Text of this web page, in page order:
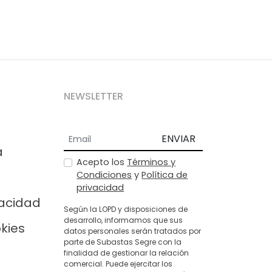
NEWSLETTER
ENVIAR
Acepto los Términos y
Condiciones yPolítica de
privacidad
Según la LOPD y disposiciones de
desarrollo, informamos que sus
datos personales serán tratados por
parte de Subastas Segre con la
finalidad de gestionar la relación
comercial. Puede ejercitar los